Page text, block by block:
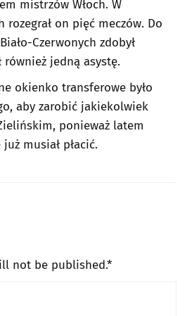
mistrzów Włoch. W
rozegrał on pięć meczów. Do
Czerwonych zdobył
również jedną asystę.
okienko transferowe było
aby zarobić jakiekolwiek
ponieważ latem
musiał płacić.
not be published.*